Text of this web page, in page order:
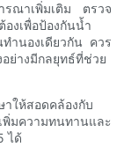
ณาเพิ่มเติม ตรวจ
งเพื่อป้องกันน้ำ
ำนองเดียวกัน ควร
ย่างมีกลยุทธ์ที่ช่วย
าให้สอดคล้องกับ
ความทนทานและ
ได้